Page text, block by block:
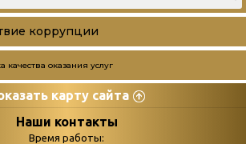
коррупции
качества оказания услуг
карту сайта
Наши контакты
Время работы: